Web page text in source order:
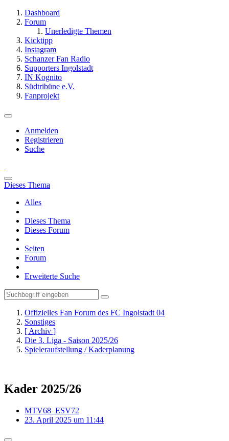
Dashboard
Forum
Unerledigte Themen
Kicktipp
Instagram
Schanzer Fan Radio
Supporters Ingolstadt
IN Kognito
Südtribüne e.V.
Fanprojekt
Anmelden
Registrieren
Suche
Dieses Thema
Alles
Dieses Thema
Dieses Forum
Seiten
Forum
Erweiterte Suche
Offizielles Fan Forum des FC Ingolstadt 04
Sonstiges
[ Archiv ]
Die 3. Liga - Saison 2025/26
Spieleraufstellung / Kaderplanung
Kader 2025/26
MTV68_ESV72
23. April 2025 um 11:44